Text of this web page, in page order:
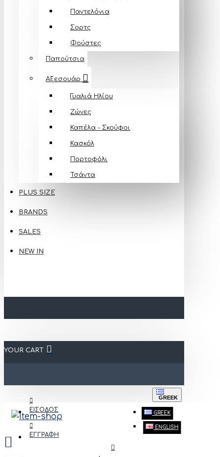
Παντελόνια
Σορτς
Φούστες
Παπούτσια
Αξεσουάρ
Γυαλιά Ηλίου
Ζώνες
Καπέλα - Σκούφοι
Κασκόλ
Πορτοφόλι
Τσάντα
PLUS SIZE
BRANDS
SALES
NEW IN
YOUR CART
ΕΙΣΟΔΟΣ
ΕΓΓΡΑΦΗ
GREEK
GREEK
ENGLISH